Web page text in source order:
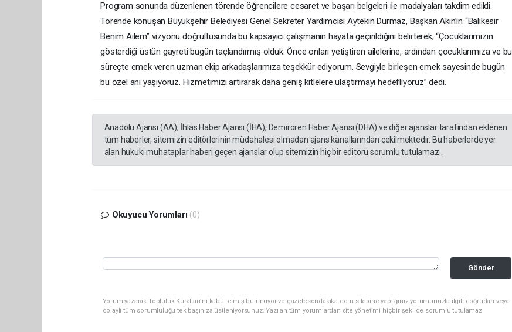
Program sonunda düzenlenen törende öğrencilere cesaret ve başarı belgeleri ile madalyaları takdim edildi.
Törende konuşan Büyükşehir Belediyesi Genel Sekreter Yardımcısı Aytekin Durmaz, Başkan Akın’ın “Balıkesir
Benim Ailem” vizyonu doğrultusunda bu kapsayıcı çalışmanın hayata geçirildiğini belirterek, “Çocuklarımızın
gösterdiği üstün gayreti bugün taçlandırmış olduk. Önce onları yetiştiren ailelerine, ardından çocuklarımıza ve bu
süreçte emek veren uzman ekip arkadaşlarımıza teşekkür ediyorum. Sevgiyle birleşen emek sayesinde bugün
bu özel anı yaşıyoruz. Hizmetimizi artırarak daha geniş kitlelere ulaştırmayı hedefliyoruz” dedi.
Anadolu Ajansı (AA), İhlas Haber Ajansı (İHA), Demirören Haber Ajansı (DHA) ve diğer ajanslar tarafından eklenen
tüm haberler, sitemizin editörlerinin müdahalesi olmadan ajans kanallarından çekilmektedir. Bu haberlerde yer
alan hukuki muhataplar haberi geçen ajanslar olup sitemizin hiç bir editörü sorumlu tutulamaz...
Okuyucu Yorumları (0)
Gönder
Yorum yazarak Topluluk Kuralları’nı kabul etmiş bulunuyor ve gazetesondakika.com sitesine yaptığınız yorumunuzla ilgili doğrudan veya
dolaylı tüm sorumluluğu tek başınıza üstleniyorsunuz. Yazılan tüm yorumlardan site yönetimi hiçbir şekilde sorumlu tutulamaz.